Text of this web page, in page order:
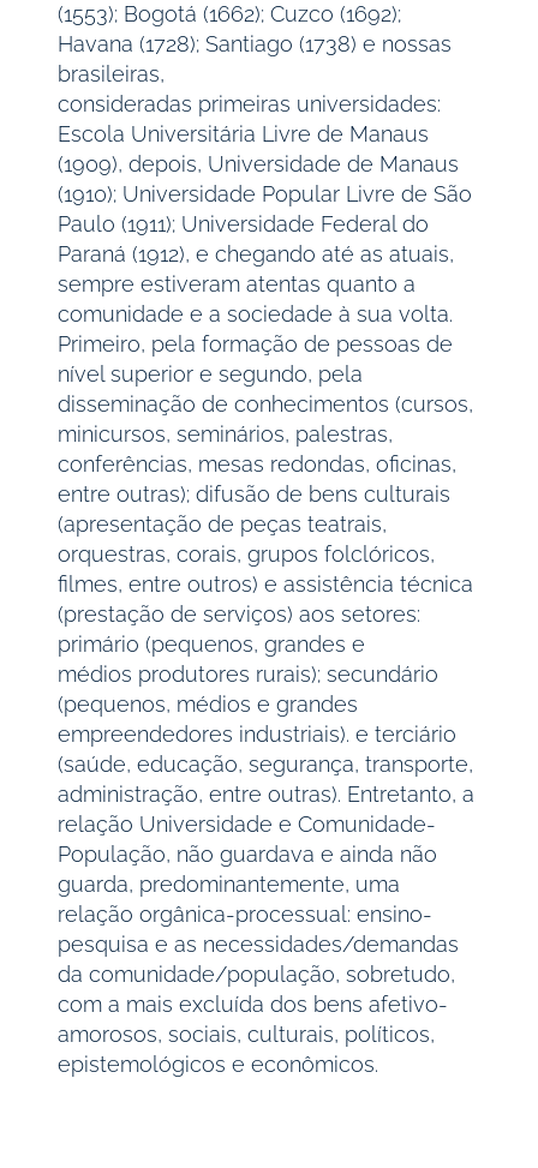
(1553); Bogotá (1662); Cuzco (1692);
Havana (1728); Santiago (1738) e nossas
brasileiras,
consideradas primeiras universidades:
Escola Universitária Livre de Manaus
(1909), depois, Universidade de Manaus
(1910); Universidade Popular Livre de São
Paulo (1911); Universidade Federal do
Paraná (1912), e chegando até as atuais,
sempre estiveram atentas quanto a
comunidade e a sociedade à sua volta.
Primeiro, pela formação de pessoas de
nível superior e segundo, pela
disseminação de conhecimentos (cursos,
minicursos, seminários, palestras,
conferências, mesas redondas, oficinas,
entre outras); difusão de bens culturais
(apresentação de peças teatrais,
orquestras, corais, grupos folclóricos,
filmes, entre outros) e assistência técnica
(prestação de serviços) aos setores:
primário (pequenos, grandes e
médios produtores rurais); secundário
(pequenos, médios e grandes
empreendedores industriais). e terciário
(saúde, educação, segurança, transporte,
administração, entre outras). Entretanto, a
relação Universidade e Comunidade-
População, não guardava e ainda não
guarda, predominantemente, uma
relação orgânica-processual: ensino-
pesquisa e as necessidades/demandas
da comunidade/população, sobretudo,
com a mais excluída dos bens afetivo-
amorosos, sociais, culturais, políticos,
epistemológicos e econômicos.